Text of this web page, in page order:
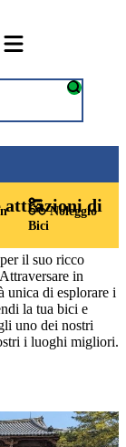
Noleggio
Bici
di
il suo ricco
in
unica di esplorare i
la tua bici e
uno dei nostri
i luoghi migliori.